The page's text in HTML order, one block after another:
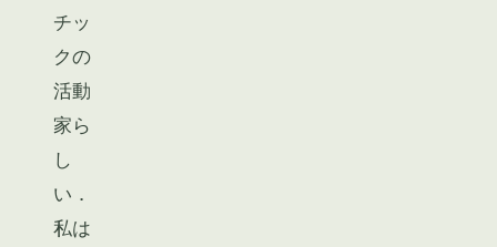
チッ
クの
活動
家ら
し
い．
私は